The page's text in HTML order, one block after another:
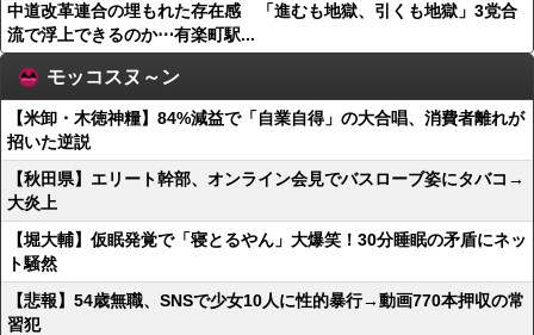
中道改革連合の埋もれた存在感 「進むも地獄、引くも地獄」3党合
流で浮上できるのか⋯有楽町駅...
モッコスヌ～ン
【米卸・木徳神糧】84%減益で「自業自得」の大合唱、消費者離れが
招いた逆説
【秋田県】エリート幹部、オンライン会見でバスローブ姿にタバコ→
大炎上
【堀大輔】仮眠発覚で「寝とるやん」大爆笑！30分睡眠の矛盾にネッ
ト騒然
【悲報】54歳無職、SNSで少女10人に性的暴行→動画770本押収の常
習犯